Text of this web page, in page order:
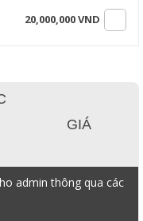
20,000,000 VND
GIÁ
admin thông qua các